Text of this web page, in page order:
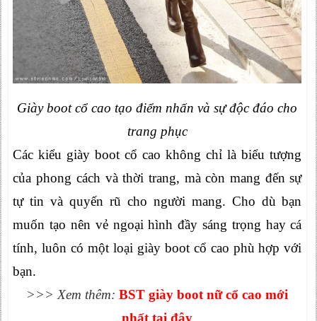
Giày boot cổ cao tạo điểm nhấn và sự độc đáo cho
trang phục
Các kiểu giày boot cổ cao không chỉ là biểu tượng
của phong cách và thời trang, mà còn mang đến sự
tự tin và quyến rũ cho người mang. Cho dù bạn
muốn tạo nên vẻ ngoại hình đầy sáng trọng hay cá
tính, luôn có một loại giày boot cổ cao phù hợp với
bạn.
>>> Xem thêm:BST giày boot nữ cổ cao mới
nhất tại đây